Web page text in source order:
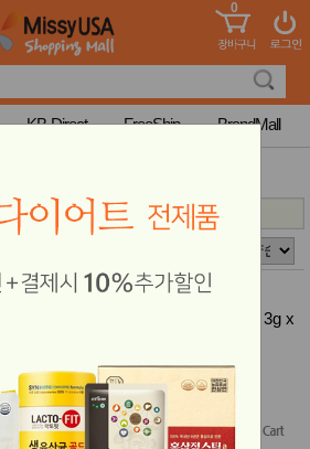
0
KB-Direct FreeShip BrandMall
푸르농 모까매 서리태환 맥주효모환 3g x
$54.60
$48.00(12% off)
Free Shipping